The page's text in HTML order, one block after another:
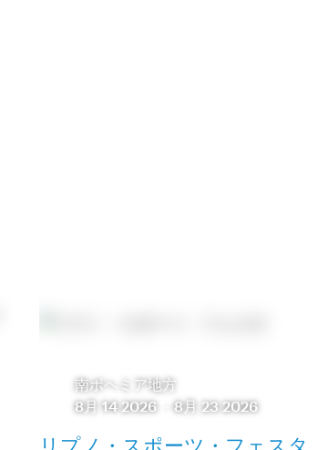
南ボヘミア地方
8月 14 2026
-8月 23 2026
リプノ・スポーツ・フェスタ